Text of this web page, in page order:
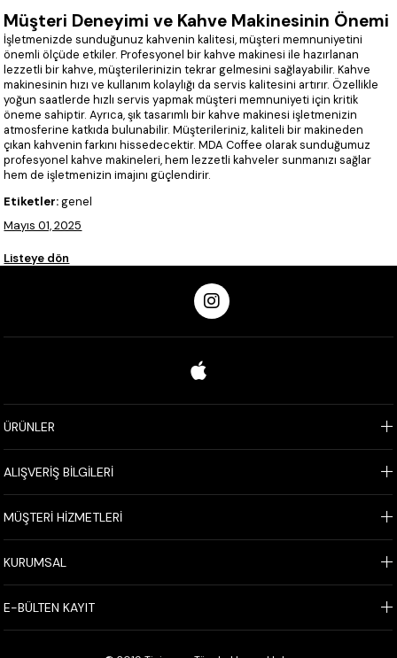
Müşteri Deneyimi ve Kahve Makinesinin Önemi
İşletmenizde sunduğunuz kahvenin kalitesi, müşteri memnuniyetini
önemli ölçüde etkiler. Profesyonel bir kahve makinesi ile hazırlanan
lezzetli bir kahve, müşterilerinizin tekrar gelmesini sağlayabilir. Kahve
makinesinin hızı ve kullanım kolaylığı da servis kalitesini artırır. Özellikle
yoğun saatlerde hızlı servis yapmak müşteri memnuniyeti için kritik
öneme sahiptir. Ayrıca, şık tasarımlı bir kahve makinesi işletmenizin
atmosferine katkıda bulunabilir. Müşterileriniz, kaliteli bir makineden
çıkan kahvenin farkını hissedecektir. MDA Coffee olarak sunduğumuz
profesyonel kahve makineleri, hem lezzetli kahveler sunmanızı sağlar
hem de işletmenizin imajını güçlendirir.
Etiketler:genel
Mayıs 01, 2025
Listeye dön
ÜRÜNLER
ALIŞVERİŞ BİLGİLERİ
MÜŞTERİ HİZMETLERİ
KURUMSAL
E-BÜLTEN KAYIT